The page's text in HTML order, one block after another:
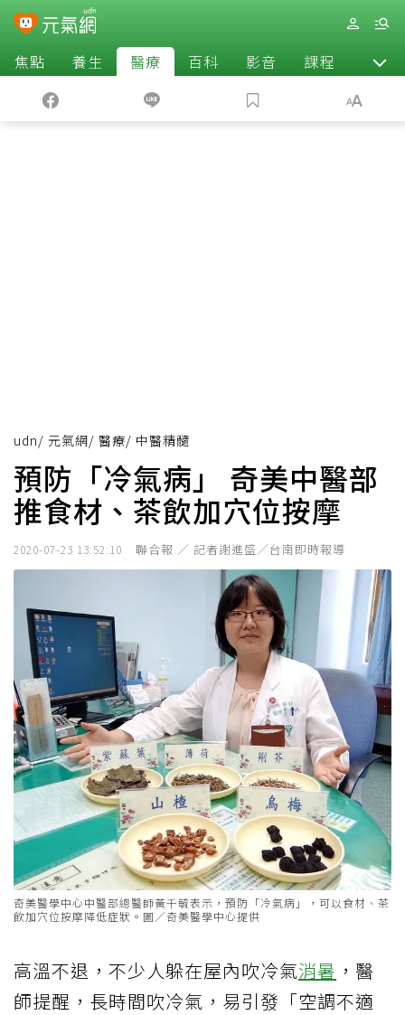
焦點 養生 醫療 百科 影音 課程 退休
udn/ 元氣網/ 醫療/ 中醫精髓
預防「冷氣病」 奇美中醫部
推食材、茶飲加穴位按摩
2020-07-23 13:52:10 聯合報 ／ 記者謝進盛／台南即時報導
奇美醫學中心中醫部總醫師黃千毓表示，預防「冷氣病」，可以食材、茶
飲加穴位按摩降低症狀。圖／奇美醫學中心提供
高溫不退，不少人躲在屋內吹冷氣消暑 ，醫
師提醒，長時間吹冷氣，易引發「空調不適